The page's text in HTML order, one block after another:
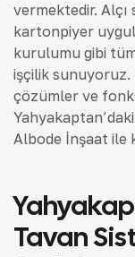
vermektedir. Alçı
kartonpiyer
kurulumu gibi
işçilik sunuyoruz.
çözümler ve
Albode İnşaat ile
Tavan